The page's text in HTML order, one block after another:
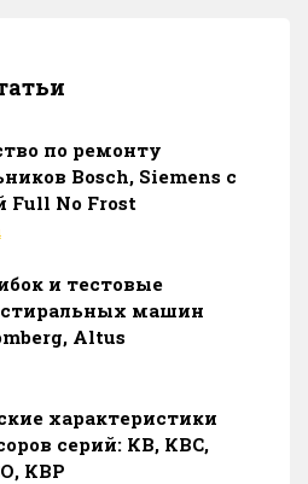
по ремонту
Bosch, Siemens с
Full No Frost
и тестовые
машин
Altus
характеристики
серий: КВ, КВС,
КВР